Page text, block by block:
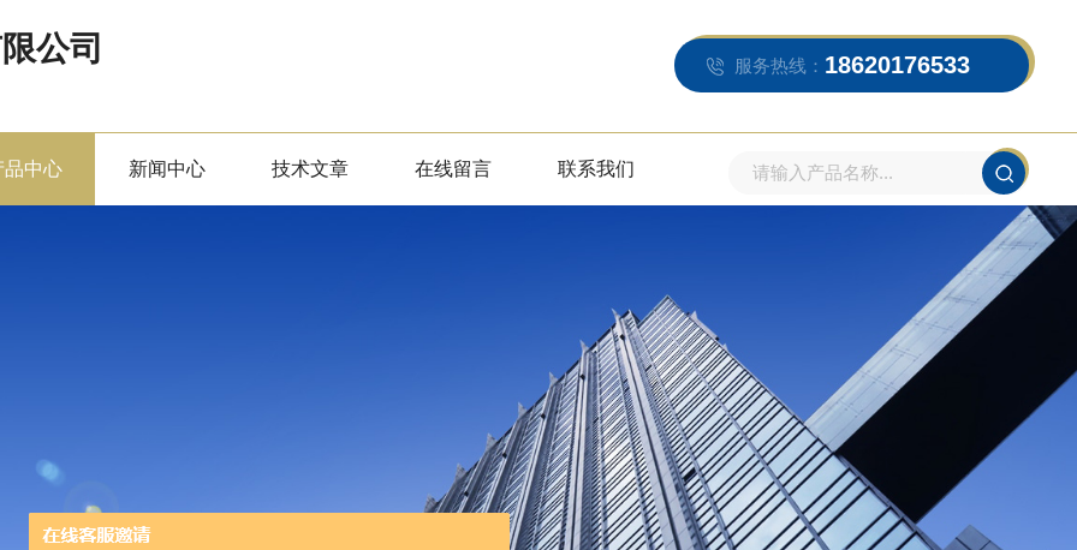
公司 服务热线： 18620176533
品中心 新闻中心 技术文章 在线留言 联系我们